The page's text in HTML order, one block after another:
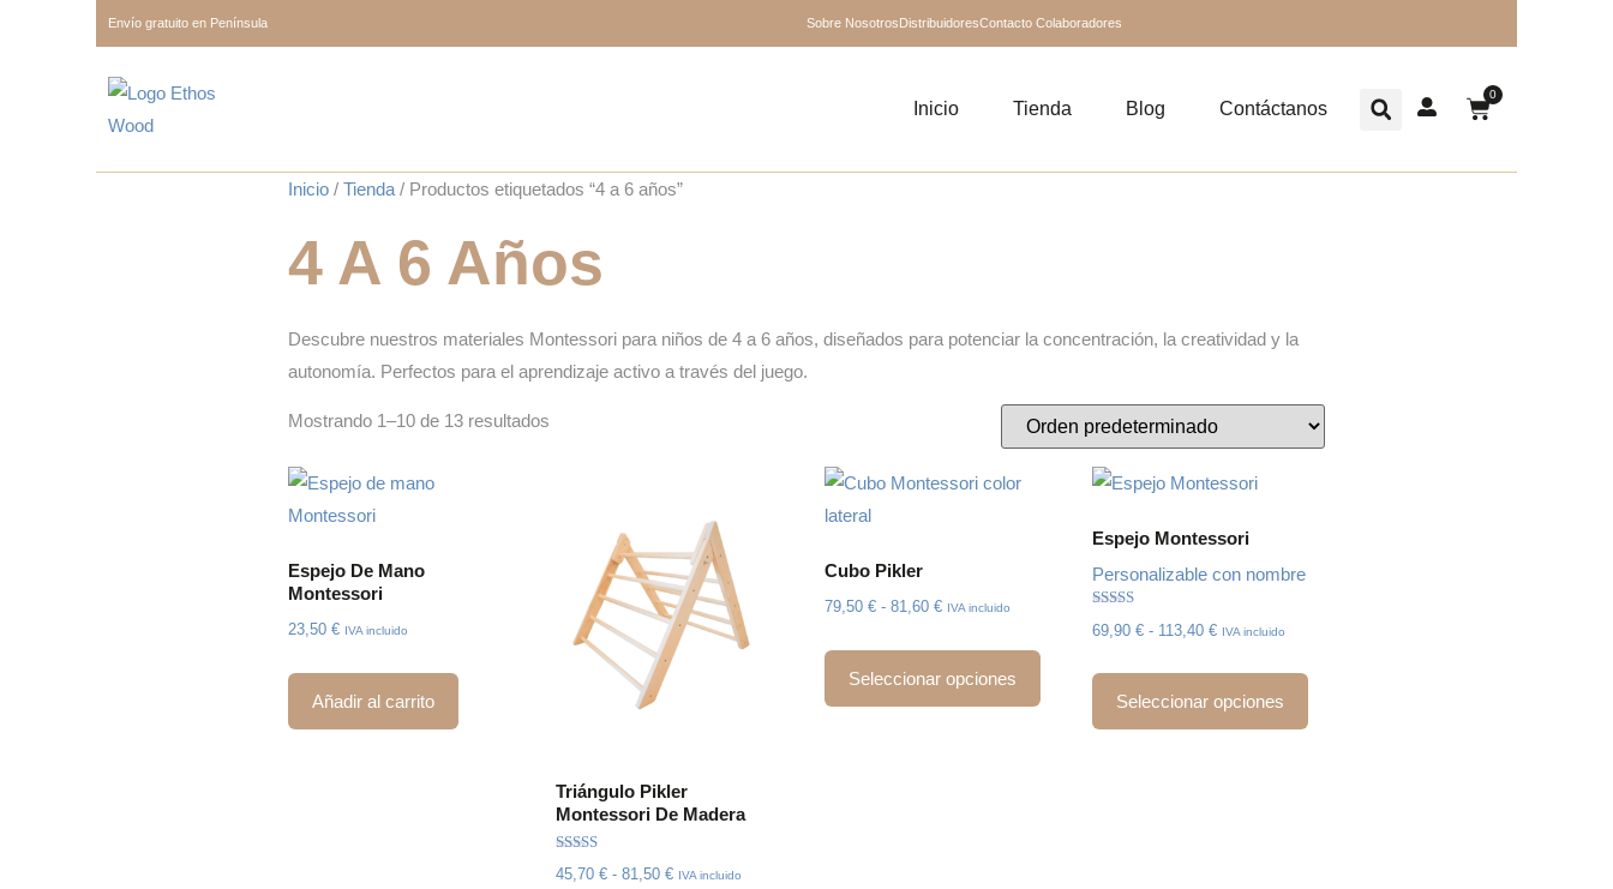
Envío gratuito en Península Sobre NosotrosDistribuidoresContacto Colaboradores
Inicio Tienda Blog Contáctanos
0
Inicio / Tienda / Productos etiquetados “4 a 6 años”
4 A 6 Años
Descubre nuestros materiales Montessori para niños de 4 a 6 años, diseñados para potenciar la concentración, la creatividad y la
autonomía. Perfectos para el aprendizaje activo a través del juego.
Mostrando 1–10 de 13 resultados
Espejo De Mano
Montessori
23,50 € IVA incluido
Añadir al carrito
Triángulo Pikler
Montessori De Madera
Valorado
con
45,70€ - 81,50€ IVA incluido
Cubo Pikler
79,50 € - 81,60 € IVA incluido
Seleccionar opciones
Espejo Montessori
Personalizable con nombre
Valorado
con
69,90 € - 113,40 € IVA incluido
Seleccionar opciones